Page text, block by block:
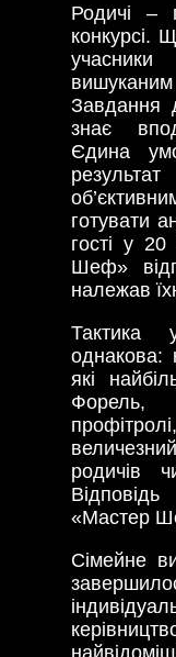
Родичі –
конкурсі.
Завдання
знає
Єдина
готувати
гості у
Шеф»
належав
однакова:
які
Форель,
родичів
«Мастер
Сімейне